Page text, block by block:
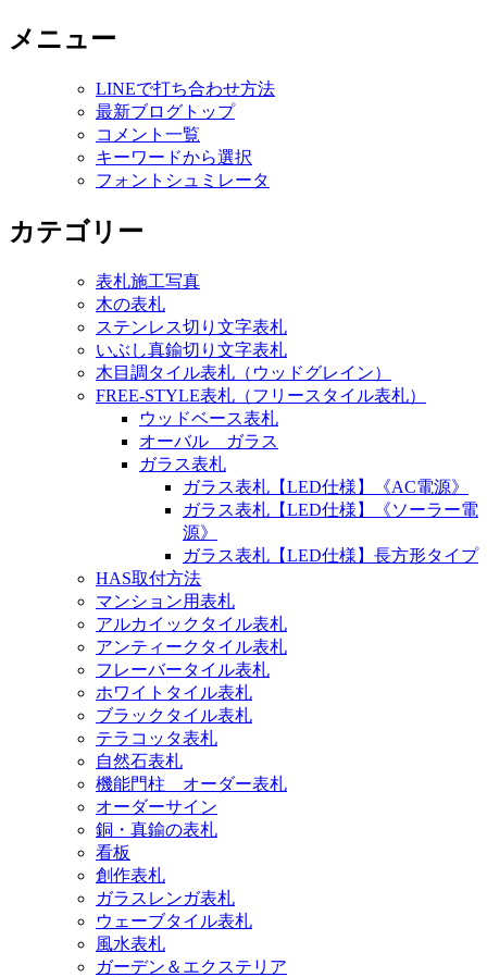
メニュー
LINEで打ち合わせ方法
最新ブログトップ
コメント一覧
キーワードから選択
フォントシュミレータ
カテゴリー
表札施工写真
木の表札
ステンレス切り文字表札
いぶし真鍮切り文字表札
木目調タイル表札（ウッドグレイン）
FREE-STYLE表札（フリースタイル表札）
ウッドベース表札
オーバル ガラス
ガラス表札
ガラス表札【LED仕様】《AC電源》
ガラス表札【LED仕様】《ソーラー電
源》
ガラス表札【LED仕様】長方形タイプ
HAS取付方法
マンション用表札
アルカイックタイル表札
アンティークタイル表札
フレーバータイル表札
ホワイトタイル表札
ブラックタイル表札
テラコッタ表札
自然石表札
機能門柱 オーダー表札
オーダーサイン
銅・真鍮の表札
看板
創作表札
ガラスレンガ表札
ウェーブタイル表札
風水表札
ガーデン＆エクステリア